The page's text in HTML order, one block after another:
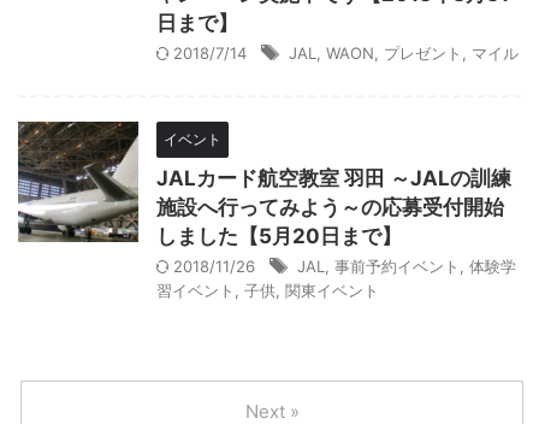
日まで】
2018/7/14 JAL WAON プレゼント マイル
イベント
JALカード航空教室 羽田 ～JALの訓練
施設へ行ってみよう～の応募受付開始
しました【5月20日まで】
2018/11/26 JAL 事前予約イベント
体験学
習イベント
子供 関東イベント
Next »